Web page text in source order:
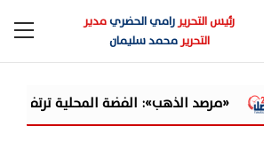
رئيس التحريررامي الحضريمدير
التحريرمحمد سليمان
«مرصد الذهب»: الفضة المحلية ترتفع 2% خلال أسبوع مقابل 10.3% عالميًا.. والدولار يمتص جزءًا من مكاسب ا...